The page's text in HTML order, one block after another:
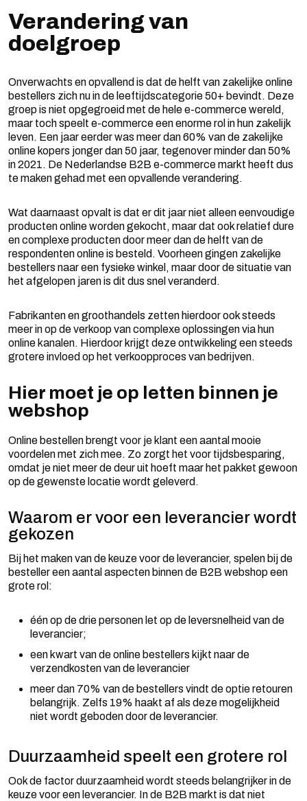
Verandering van
doelgroep
Onverwachts en opvallend is dat de helft van zakelijke online
bestellers zich nu in de leeftijdscategorie 50+ bevindt. Deze
groep is niet opgegroeid met de hele e-commerce wereld,
maar toch speelt e-commerce een enorme rol in hun zakelijk
leven. Een jaar eerder was meer dan 60% van de zakelijke
online kopers jonger dan 50 jaar, tegenover minder dan 50%
in 2021. De Nederlandse B2B e-commerce markt heeft dus
te maken gehad met een opvallende verandering.
Wat daarnaast opvalt is dat er dit jaar niet alleen eenvoudige
producten online worden gekocht, maar dat ook relatief dure
en complexe producten door meer dan de helft van de
respondenten online is besteld. Voorheen gingen zakelijke
bestellers naar een fysieke winkel, maar door de situatie van
het afgelopen jaren is dit dus snel veranderd.
Fabrikanten en groothandels zetten hierdoor ook steeds
meer in op de verkoop van complexe oplossingen via hun
online kanalen. Hierdoor krijgt deze ontwikkeling een steeds
grotere invloed op het verkoopproces van bedrijven.
Hier moet je op letten binnen je
webshop
Online bestellen brengt voor je klant een aantal mooie
voordelen met zich mee. Zo zorgt het voor tijdsbesparing,
omdat je niet meer de deur uit hoeft maar het pakket gewoon
op de gewenste locatie wordt geleverd.
Waarom er voor een leverancier wordt
gekozen
Bij het maken van de keuze voor de leverancier, spelen bij de
besteller een aantal aspecten binnen de B2B webshop een
grote rol:
één op de drie personen let op de leversnelheid van de
leverancier;
een kwart van de online bestellers kijkt naar de
verzendkosten van de leverancier
meer dan 70% van de bestellers vindt de optie retouren
belangrijk. Zelfs 19% haakt af als deze mogelijkheid
niet wordt geboden door de leverancier.
Duurzaamheid speelt een grotere rol
Ook de factor duurzaamheid wordt steeds belangrijker in de
keuze voor een leverancier. In de B2B markt is dat niet